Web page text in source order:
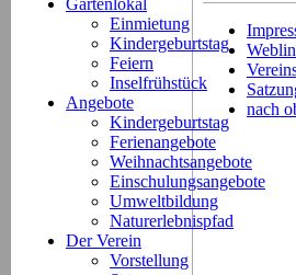
Gartenlokal
Einmietung
Kindergeburtstag
Feiern
Inselfrühstück
Angebote
Kindergeburtstag
Ferienangebote
Weihnachtsangebote
Einschulungsangebote
Umweltbildung
Naturerlebnispfad
Der Verein
Vorstellung
nach